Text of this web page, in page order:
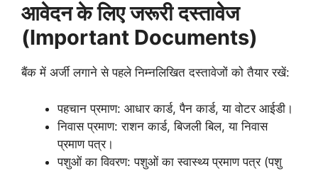
आवेदन के लिए जरूरी दस्तावेज
(Important Documents)
बैंक में अर्जी लगाने से पहले निम्नलिखित दस्तावेजों को तैयार रखें:
पहचान प्रमाण: आधार कार्ड, पैन कार्ड, या वोटर आईडी।
निवास प्रमाण: राशन कार्ड, बिजली बिल, या निवास
प्रमाण पत्र।
पशुओं का विवरण: पशुओं का स्वास्थ्य प्रमाण पत्र (पशु